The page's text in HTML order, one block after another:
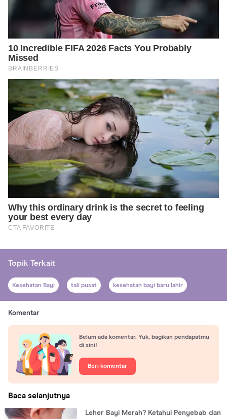
Topik Terkait
Kesehatan Bayi tali pusat kesehatan bayi baru lahir
Komentar
Belum ada komentar. Yuk, bagikan pendapatmu
di sini!
Beri komentar
Baca selanjutnya
Leher Bayi Merah? Ketahui Penyebab dan